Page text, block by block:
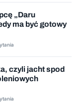
„Daru
ma być gotowy
czyli jacht spod